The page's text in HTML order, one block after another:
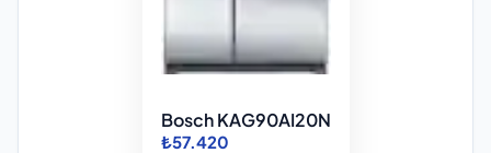
Bosch KAG90AI20N
₺57.420